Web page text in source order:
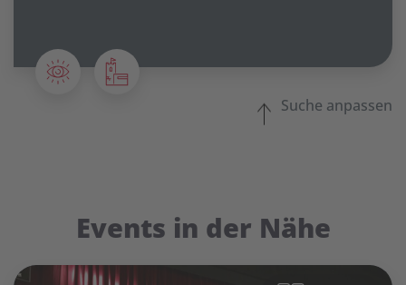
Suche anpassen
Events in der Nähe